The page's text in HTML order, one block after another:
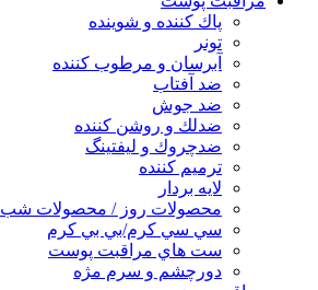
پاك كننده و شوينده
تونر
آبرسان و مرطوب كننده
ضد آفتاب
ضد جوش
ضدلك و روشن كننده
ضدچروك و ليفتينگ
ترميم كننده
لايه بردار
محصولات روز / محصولات شب
سي سي كرم/بي بي كرم
ست هاي مراقبت پوست
دورچشم و سرم مژه